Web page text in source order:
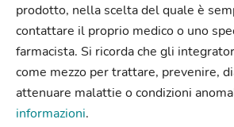
prodotto, nella scelta del quale è
contattare il proprio medico o uno
farmacista. Si ricorda che gli
come mezzo per trattare, prevenire,
attenuare malattie o condizioni
informazioni.